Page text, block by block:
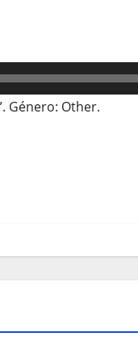
Género: Other.